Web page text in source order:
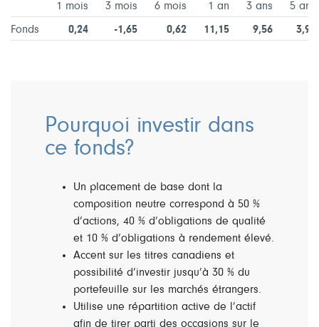
1 mois 3 mois 6 mois 1 an 3 ans 5 ans
Fonds 0,24 -1,65 0,62 11,15 9,56 3,97
Pourquoi investir dans
ce fonds?
Un placement de base dont la
composition neutre correspond à 50 %
d’actions, 40 % d’obligations de qualité
et 10 % d’obligations à rendement élevé.
Accent sur les titres canadiens et
possibilité d’investir jusqu’à 30 % du
portefeuille sur les marchés étrangers.
Utilise une répartition active de l’actif
afin de tirer parti des occasions sur le